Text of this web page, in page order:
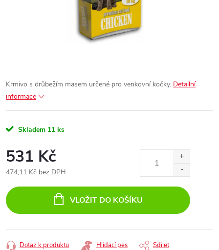
Krmivo s drůbežím masem určené pro venkovní kočky. Detailní
informace
Skladem 11 ks
531 Kč
474,11 Kč bez DPH
cena:
VLOŽIT DO KOŠÍKU
Dotaz k produktu Hlídací pes Sdílet